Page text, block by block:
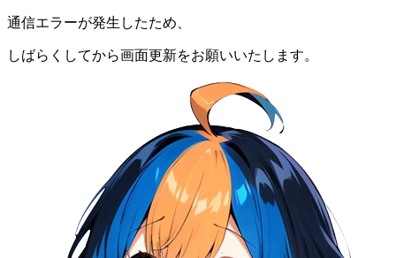
通信エラーが発生したため、
しばらくしてから画面更新をお願いいたします。